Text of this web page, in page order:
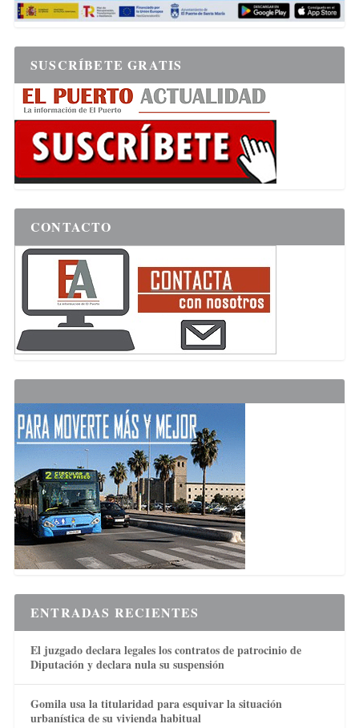
SUSCRÍBETE GRATIS
CONTACTO
ENTRADAS RECIENTES
El juzgado declara legales los contratos de patrocinio de
Diputación y declara nula su suspensión
Gomila usa la titularidad para esquivar la situación
urbanística de su vivienda habitual